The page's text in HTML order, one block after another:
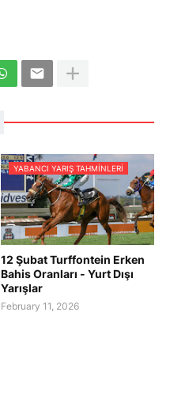
YABANCI YARIŞ TAHMINLERI
12 Şubat Turffontein Erken
Bahis Oranları - Yurt Dışı
Yarışlar
February 11, 2026